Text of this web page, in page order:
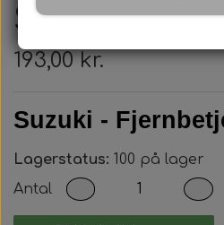
Suzuki -
193,00 kr.
Suzuki -
Lagerstatus: 100 på lager
Antal